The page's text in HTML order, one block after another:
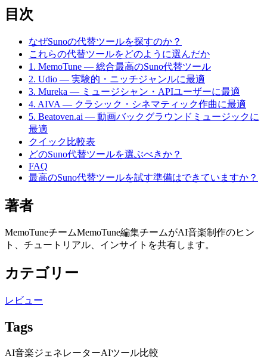
目次
なぜSunoの代替ツールを探すのか？
これらの代替ツールをどのように選んだか
1. MemoTune — 総合最高のSuno代替ツール
2. Udio — 実験的・ニッチジャンルに最適
3. Mureka — ミュージシャン・APIユーザーに最適
4. AIVA — クラシック・シネマティック作曲に最適
5. Beatoven.ai — 動画バックグラウンドミュージックに
最適
クイック比較表
どのSuno代替ツールを選ぶべきか？
FAQ
最高のSuno代替ツールを試す準備はできていますか？
著者
MemoTuneチームMemoTune編集チームがAI音楽制作のヒン
ト、チュートリアル、インサイトを共有します。
カテゴリー
レビュー
Tags
AI音楽ジェネレーターAIツール比較